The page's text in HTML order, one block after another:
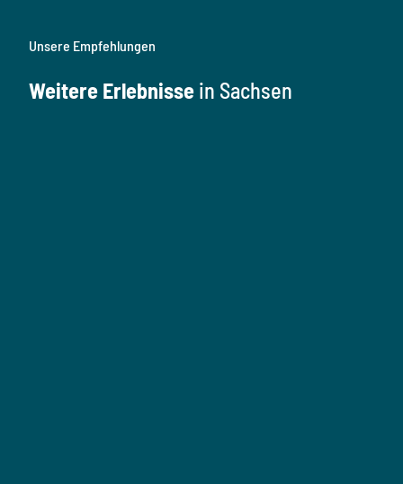
Unsere Empfehlungen
Weitere Erlebnisse in Sachsen